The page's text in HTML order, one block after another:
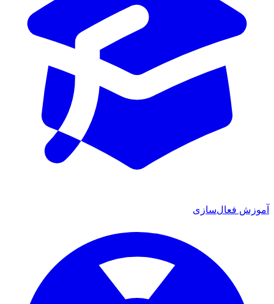
آموزش فعال‌سازی